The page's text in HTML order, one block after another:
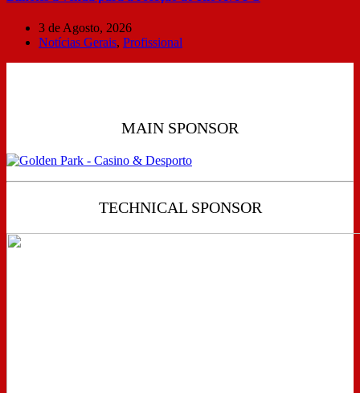
3 de Agosto, 2026
Notícias Gerais, Profissional
MAIN SPONSOR
TECHNICAL SPONSOR